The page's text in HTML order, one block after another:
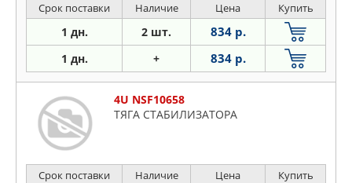
Срок поставки Наличие Цена Купить
1 дн. 2 шт. 834 р.
1 дн. + 834 р.
4U NSF10658
ТЯГА СТАБИЛИЗАТОРА
Срок поставки Наличие Цена Купить